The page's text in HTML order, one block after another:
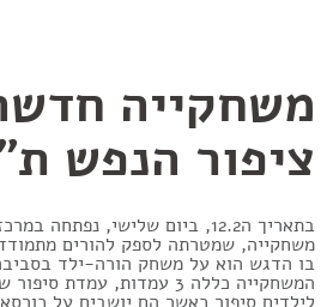
משחקייה
ציפור הנפש
בתאריך ה12.2, ביום שלישי,
משחקייה, שמטרתה לספק להורים
בו הדגש הוא על משחק הורה-ילד
המשחקייה כללה 3 עמדות, עמדת